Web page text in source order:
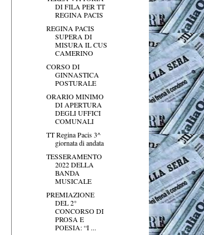
DI FILA PER TT
REGINA PACIS
REGINA PACIS
SUPERA DI
MISURA IL CUS
CAMERINO
CORSO DI
GINNASTICA
POSTURALE
ORARIO MINIMO
DI APERTURA
DEGLI UFFICI
COMUNALI
TT Regina Pacis 3^
giornata di andata
TESSERAMENTO
2022 DELLA
BANDA
MUSICALE
PREMIAZIONE
DEL 2°
CONCORSO DI
PROSA E
POESIA: “I ...